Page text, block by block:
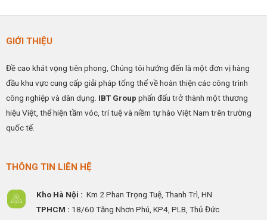
GIỚI THIỆU
Đề cao khát vọng tiên phong, Chúng tôi hướng đến là một đơn vị hàng
đầu khu vực cung cấp giải pháp tổng thể về hoàn thiện các công trình
công nghiệp và dân dụng. IBT Group phấn đấu trở thành một thương
hiệu Việt, thể hiện tầm vóc, trí tuệ và niềm tự hào Việt Nam trên trường
quốc tế.
THÔNG TIN LIÊN HỆ
Kho Hà Nội : Km 2 Phan Trọng Tuệ, Thanh Trì, HN
TPHCM : 18/60 Tăng Nhơn Phú, KP4, PLB, Thủ Đức